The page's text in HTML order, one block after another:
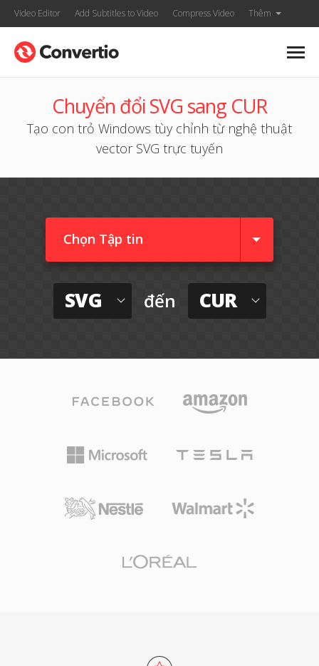
Video Editor Add Subtitles to Video Compress Video Thêm
Chuyển đổi SVG sang CUR
Tạo con trỏ Windows tùy chỉnh từ nghệ thuật
vector SVG trực tuyến
Chọn Tập tin
SVG đến CUR